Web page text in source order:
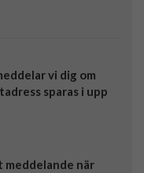
vi dig om
sparas i upp
meddelande när